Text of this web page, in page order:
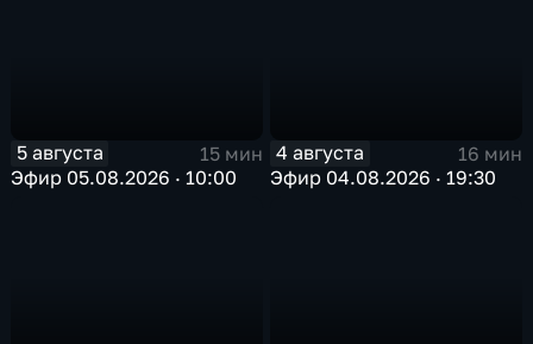
5 августа
15 мин
Эфир 05.08.2026 · 10:00
4 августа
16 мин
Эфир 04.08.2026 · 19:30